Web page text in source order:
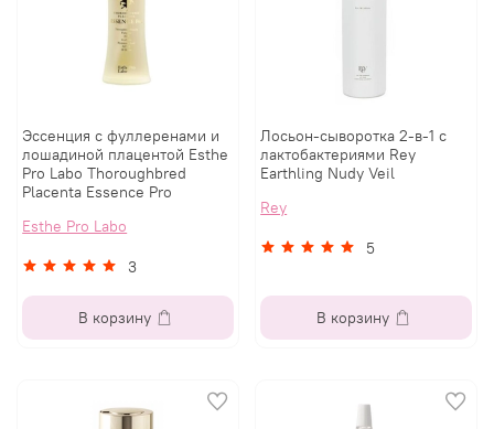
Эссенция с фуллеренами и
лошадиной плацентой Esthe
Pro Labo Thoroughbred
Placenta Essence Pro
Esthe Pro Labo
3
В корзину
Лосьон-сыворотка 2-в-1 с
лактобактериями Rey
Earthling Nudy Veil
Rey
5
В корзину